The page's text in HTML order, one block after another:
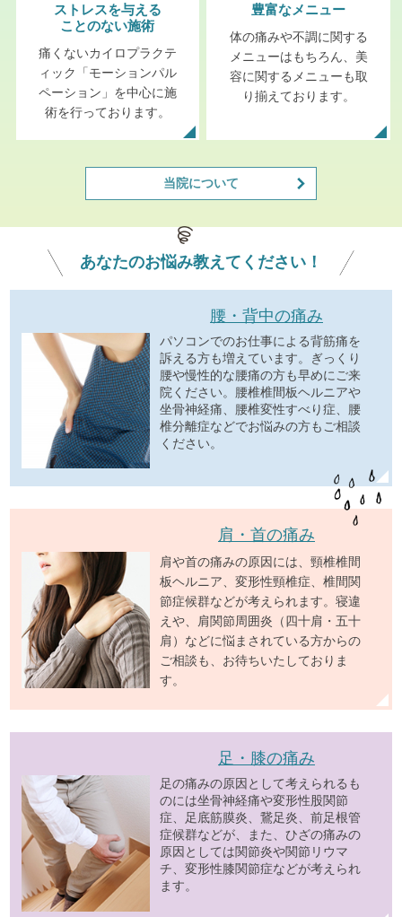
ストレスを与える
ことのない施術
痛くないカイロプラクテ
ィック「モーションパル
ペーション」を中心に施
術を行っております。
豊富なメニュー
体の痛みや不調に関する
メニューはもちろん、美
容に関するメニューも取
り揃えております。
当院について
あなたのお悩み教えてください！
腰・背中の痛み
パソコンでのお仕事による背筋痛を
訴える方も増えています。ぎっくり
腰や慢性的な腰痛の方も早めにご来
院ください。腰椎椎間板ヘルニアや
坐骨神経痛、腰椎変性すべり症、腰
椎分離症などでお悩みの方もご相談
ください。
肩・首の痛み
肩や首の痛みの原因には、頸椎椎間
板ヘルニア、変形性頸椎症、椎間関
節症候群などが考えられます。寝違
えや、肩関節周囲炎（四十肩・五十
肩）などに悩まされている方からの
ご相談も、お待ちいたしておりま
す。
足・膝の痛み
足の痛みの原因として考えられるも
のには坐骨神経痛や変形性股関節
症、足底筋膜炎、鵞足炎、前足根管
症候群などが、また、ひざの痛みの
原因としては関節炎や関節リウマ
チ、変形性膝関節症などが考えられ
ます。